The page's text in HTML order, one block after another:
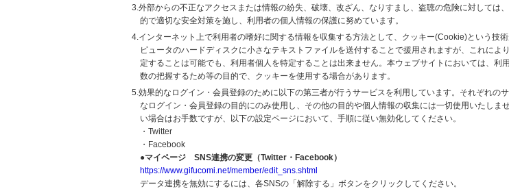
3.外部からの不正なアクセスまたは情報の紛失、破壊、改ざん、なりすまし、盗聴の危険に対しては
的で適切な安全対策を施し、利用者の個人情報の保護に努めています。
4.インターネット上で利用者の嗜好に関する情報を収集する方法として、クッキー(Cookie)という技
ピュータのハードディスクに小さなテキストファイルを送付することで援用されますが、これによ
定することは可能でも、利用者個人を特定することは出来ません。本ウェブサイトにおいては、利
数の把握するため等の目的で、クッキーを使用する場合があります。
5.効果的なログイン・会員登録のために以下の第三者が行うサービスを利用しています。それぞれの
なログイン・会員登録の目的にのみ使用し、その他の目的や個人情報の収集には一切使用いたしま
い場合はお手数ですが、以下の設定ページにおいて、手順に従い無効化してください。
・Twitter
・Facebook
●マイページ SNS連携の変更（Twitter・Facebook）
https://www.gifucomi.net/member/edit_sns.shtml
データ連携を無効にするには、各SNSの「解除する」ボタンをクリックしてください。